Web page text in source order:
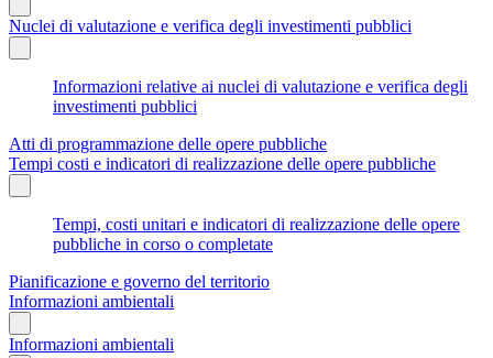
Nuclei di valutazione e verifica degli investimenti pubblici
Informazioni relative ai nuclei di valutazione e verifica degli
investimenti pubblici
Atti di programmazione delle opere pubbliche
Tempi costi e indicatori di realizzazione delle opere pubbliche
Tempi, costi unitari e indicatori di realizzazione delle opere
pubbliche in corso o completate
Pianificazione e governo del territorio
Informazioni ambientali
Informazioni ambientali